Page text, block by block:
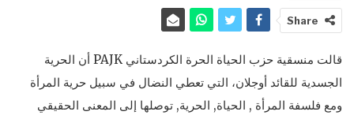
Share
قالت منسقية حزب الحياة الحرة الكردستاني PAJK أن الحرية
الجسدية للقائد أوجلان، التي تعطي النضال في سبيل حرية المرأة
ومع فلسفة المرأة , الحياة, الحرية, توصلها إلى المعنى الحقيقي